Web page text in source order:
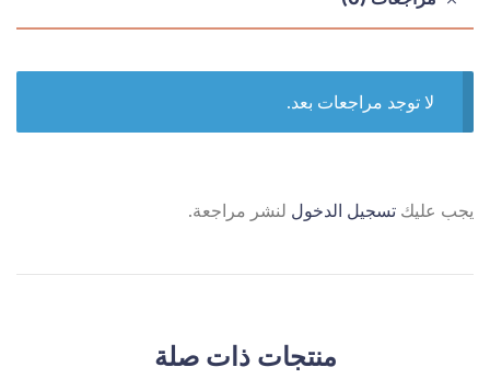
لا توجد مراجعات بعد.
يجب عليك تسجيل الدخول لنشر مراجعة.
منتجات ذات صلة